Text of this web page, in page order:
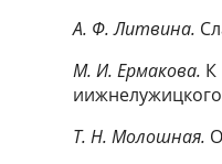
А. Ф. Литвина.
М. И. Ермакова. К
Т. Н. Молошная.